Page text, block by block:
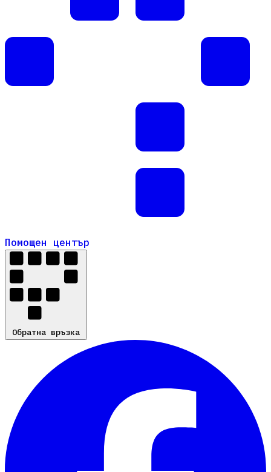
Помощен център
Помощен център
Обратна връзка
Обратна връзка